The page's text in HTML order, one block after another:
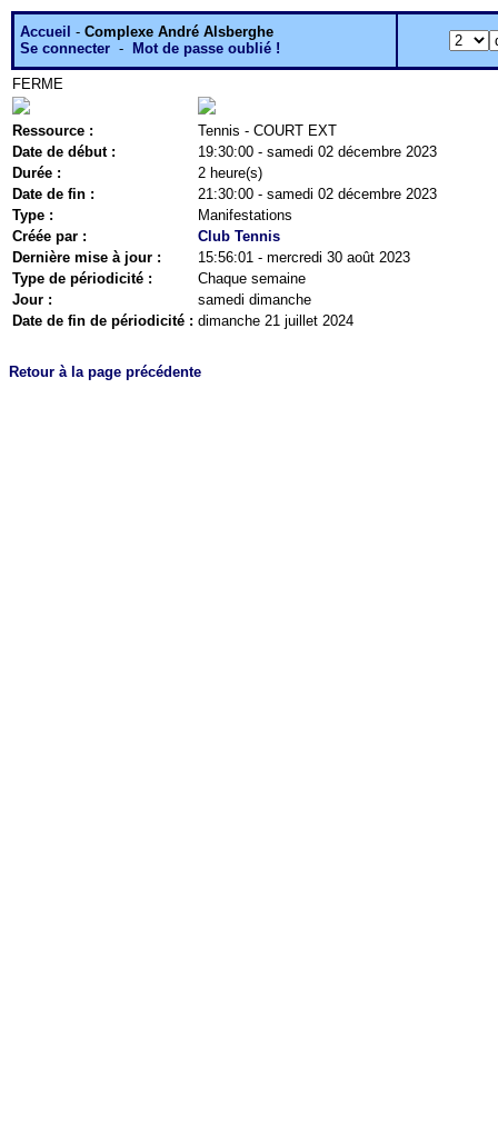
Accueil - Complexe André Alsberghe
Se connecter - Mot de passe oublié !
FERME
Ressource :
Tennis - COURT EXT
Date de début :
19:30:00 - samedi 02 décembre 2023
Durée :
2 heure(s)
Date de fin :
21:30:00 - samedi 02 décembre 2023
Type :
Manifestations
Créée par :
Club Tennis
Dernière mise à jour :
15:56:01 - mercredi 30 août 2023
Type de périodicité :
Chaque semaine
Jour :
samedi dimanche
Date de fin de périodicité : dimanche 21 juillet 2024
Retour à la page précédente